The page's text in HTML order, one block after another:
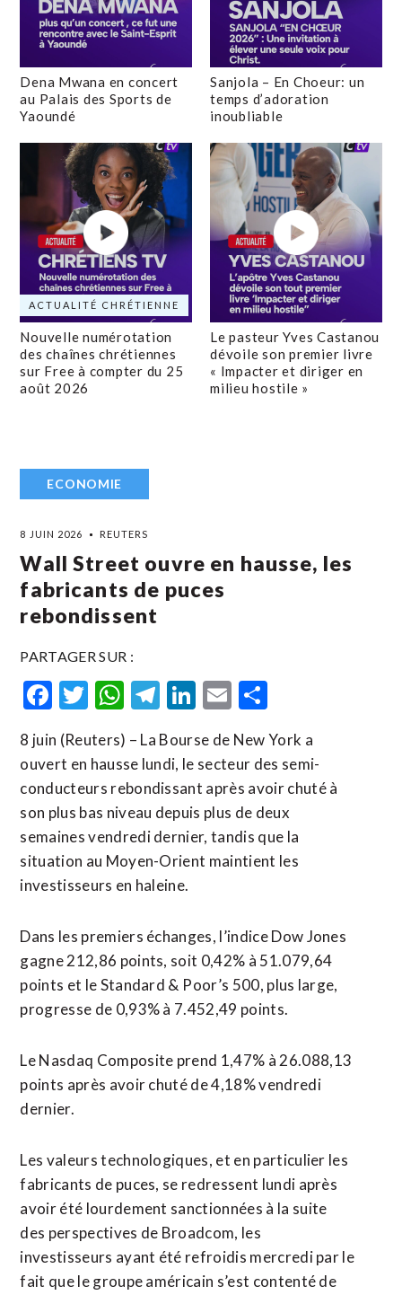
Dena Mwana en concert
au Palais des Sports de
Yaoundé
Sanjola – En Choeur: un
temps d’adoration
inoubliable
ACTUALITÉ CHRÉTIENNE
Nouvelle numérotation
des chaînes chrétiennes
sur Free à compter du 25
août 2026
Le pasteur Yves Castanou
dévoile son premier livre
« Impacter et diriger en
milieu hostile »
ECONOMIE
8 JUIN 2026 REUTERS
Wall Street ouvre en hausse, les
fabricants de puces
rebondissent
PARTAGER SUR :
Facebook
Twitter
WhatsApp
Telegram
LinkedIn
Email
8 juin (Reuters) – La Bourse de New York a
ouvert en hausse lundi, le secteur des semi-
conducteurs rebondissant après avoir chuté à
son plus bas niveau depuis plus de deux
semaines vendredi dernier, tandis que la
situation au Moyen-Orient maintient les
investisseurs en haleine.
Dans les premiers échanges, l’indice ​Dow Jones
‌gagne 212,86 points, soit 0,42% à 51.079,64
points ​et le Standard & ⁠Poor’s 500, plus large,
progresse de 0,93% à 7.452,49 points.
Le Nasdaq ‌Composite prend 1,47% à ‌26.088,13
points après avoir chuté de 4,18% vendredi
dernier.
Les valeurs technologiques, et en particulier les
fabricants de puces, se redressent lundi après
avoir été lourdement sanctionnées à la ​suite
des perspectives de Broadcom, les
investisseurs ayant été refroidis mercredi par le
fait que le groupe américain s’est contenté de